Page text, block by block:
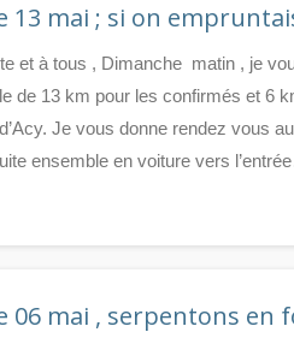
13 mai ; si on
et à tous , Dimanche matin , je
de 13 km pour les confirmés et 6
Je vous donne rendez vous
ensemble en voiture vers
06 mai , serpentons en